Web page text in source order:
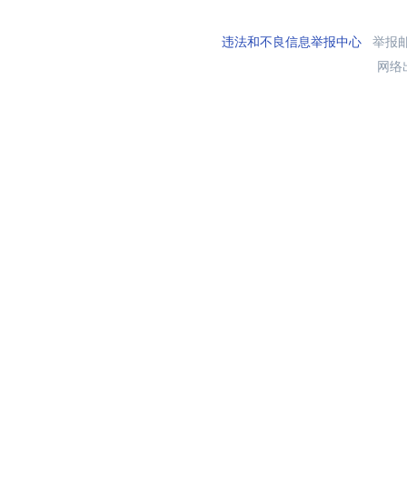
违法和不良信息举报中心举报
网